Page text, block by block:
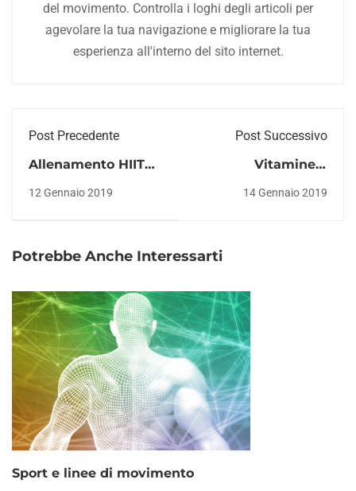
del movimento. Controlla i loghi degli articoli per
agevolare la tua navigazione e migliorare la tua
esperienza all'interno del sito internet.
Post Precedente
Allenamento HIIT
cardio: esempio di
12 Gennaio 2019
Post Successivo
Vitamine e
alimentazione:
14 Gennaio 2019
Potrebbe Anche Interessarti
Sport e linee di movimento